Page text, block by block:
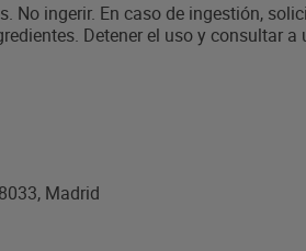
No ingerir. En caso de ingestión,
Detener el uso y consultar a
Madrid